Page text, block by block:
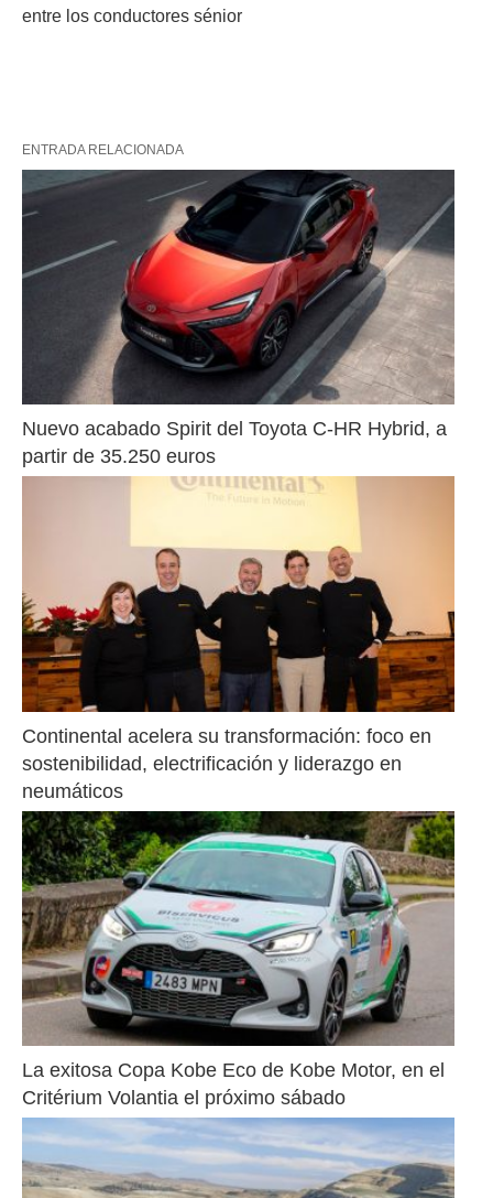
entre los conductores sénior
ENTRADA RELACIONADA
Nuevo acabado Spirit del Toyota C-HR Hybrid, a
partir de 35.250 euros
Continental acelera su transformación: foco en
sostenibilidad, electrificación y liderazgo en
neumáticos
La exitosa Copa Kobe Eco de Kobe Motor, en el
Critérium Volantia el próximo sábado